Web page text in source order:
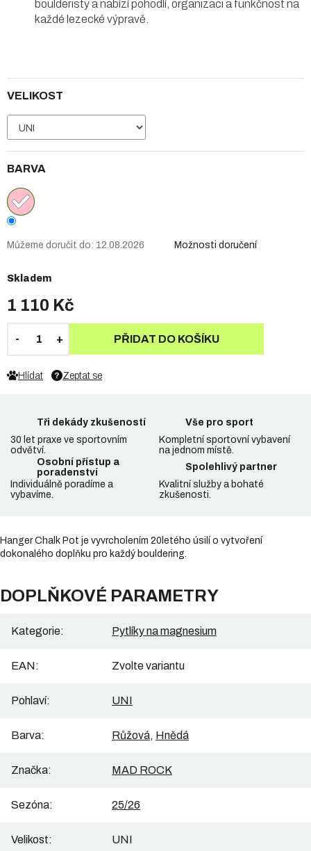
1 110 Kč
Skladem
VELIKOST
BARVA
Můžeme doručit do: 12.08.2026 Možnosti doručení
PŘIDAT DO KOŠÍKU
boulderisty a nabízí pohodlí, organizaci a funkčnost na
každé lezecké výpravě.
Zeptat se
Hlídat
Tři dekády zkušeností
30 let praxe ve sportovním
odvětví.
Vše pro sport
Kompletní sportovní vybavení
na jednom místě.
Osobní přístup a
poradenství
Individuálně poradíme a
vybavíme.
Spolehlivý partner
Kvalitní služby a bohaté
zkušenosti.
Hanger Chalk Pot je vyvrcholením 20letého úsilí o vytvoření
dokonalého doplňku pro každý bouldering.
DOPLŇKOVÉ PARAMETRY
Kategorie: Pytlíky na magnesium
EAN: Zvolte variantu
Pohlaví: UNI
Barva: Růžová, Hnědá
Značka: MAD ROCK
Sezóna: 25/26
Velikost: UNI